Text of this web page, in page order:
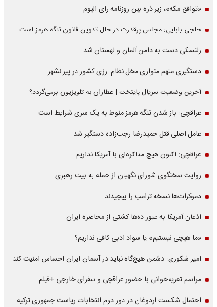
«توافق مکه»، زیر ذره بین روزنامه رای الیوم
حاجی بابایی: مجلس پرقدرت در حال تدوین قانون تنگه هرمز است
زلنسکی دست به دامن آلمان و لهستان شد
دستگیری متهم متواری مخل نظام ارزی کشور در پیرانشهر
آخرین وضعیت سریال پایتخت | عطاران به تلویزیون برمی‌گردد؟
عراقچی: باز شدن تنگه هرمز منوط به یک سری شرایط است
عامل اصلی قتل حمیدرضا رجب‌زاده دستگیر شد
عراقچی: اکنون هیچ مذاکره‌ای با آمریکا نداریم
روایت سخنگوی شورای نگهبان از حمله به بیت رهبری
دموکرات‌ها نسخه ترامپ را پیچیدند
اذعان آمریکا به عبور ده‌ها کشتی از محاصره ایران
«ما هیچی نیستیم» یا سواد ادبی کافی نداریم؟
امیر شکوری: دشمن هیچ‌گاه نباید در آسمان ایران احساس امنیت کند
مراسم تعزیه‌خوانی با حضور عراقچی و سفرای خارجی +فیلم
احتمال شکست اردوغان در دور دوم انتخابات ریاست جمهوری ترکیه